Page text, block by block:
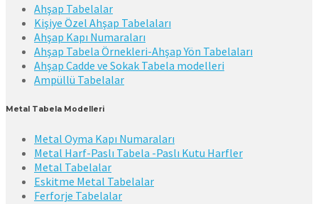
Ahşap Tabelalar
Kişiye Özel Ahşap Tabelaları
Ahşap Kapı Numaraları
Ahşap Tabela Örnekleri-Ahşap Yön Tabelaları
Ahşap Cadde ve Sokak Tabela modelleri
Ampüllü Tabelalar
Metal Tabela Modelleri
Metal Oyma Kapı Numaraları
Metal Harf-Paslı Tabela -Paslı Kutu Harfler
Metal Tabelalar
Eskitme Metal Tabelalar
Ferforje Tabelalar